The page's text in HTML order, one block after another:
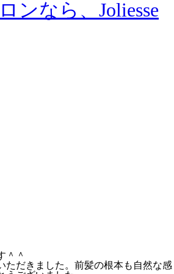
＾＾
だきました。前髪の根本も自然な